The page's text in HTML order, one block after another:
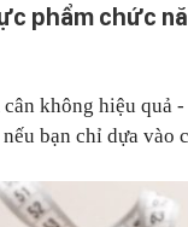
phẩm chức
không hiệu quả
bạn chỉ dựa vào